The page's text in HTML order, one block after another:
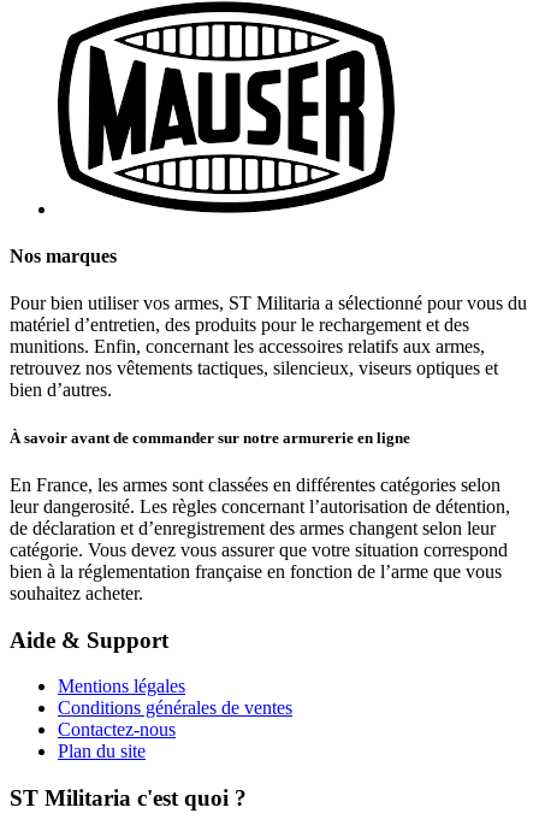
Nos marques
Pour bien utiliser vos armes, ST Militaria a sélectionné pour vous du
matériel d’entretien, des produits pour le rechargement et des
munitions. Enfin, concernant les accessoires relatifs aux armes,
retrouvez nos vêtements tactiques, silencieux, viseurs optiques et
bien d’autres.
À savoir avant de commander sur notre armurerie en ligne
En France, les armes sont classées en différentes catégories selon
leur dangerosité. Les règles concernant l’autorisation de détention,
de déclaration et d’enregistrement des armes changent selon leur
catégorie. Vous devez vous assurer que votre situation correspond
bien à la réglementation française en fonction de l’arme que vous
souhaitez acheter.
Aide & Support
Mentions légales
Conditions générales de ventes
Contactez-nous
Plan du site
ST Militaria c'est quoi ?